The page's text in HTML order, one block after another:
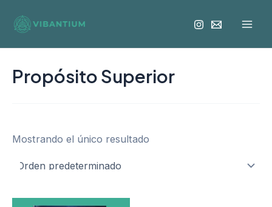
Propósito Superior
Mostrando el único resultado